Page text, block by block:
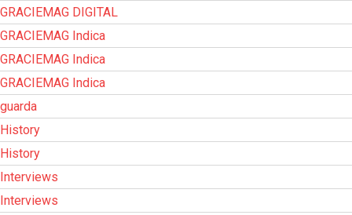
GRACIEMAG DIGITAL
GRACIEMAG Indica
GRACIEMAG Indica
GRACIEMAG Indica
guarda
History
History
Interviews
Interviews